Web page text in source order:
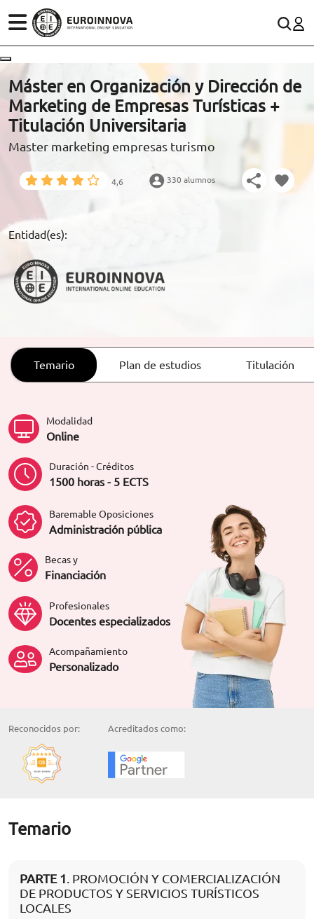
ÁREAS
ESTUDIOS
CONOCE EUROINNOVA
BECAS Y FINANCIACIÓN
RECURSOS EDUCATIVOS
ARTÍCULOS
CONTACTO
(+34)958 050 200 (gratuito en España)
900 831 200
formacion@euroinnova.com
TRABAJA CON NOSOTROS
Máster en Organización y Dirección de
Marketing de Empresas Turísticas +
Titulación Universitaria
Master marketing empresas turismo
4,6 330 alumnos
Entidad(es):
Temario Plan de estudios Titulación
Modalidad
Online
Duración - Créditos
1500 horas - 5 ECTS
Baremable Oposiciones
Administración pública
Becas y
Financiación
Profesionales
Docentes especializados
Acompañamiento
Personalizado
Reconocidos por: Acreditados como:
Temario
PARTE 1. PROMOCIÓN Y COMERCIALIZACIÓN
DE PRODUCTOS Y SERVICIOS TURÍSTICOS
LOCALES